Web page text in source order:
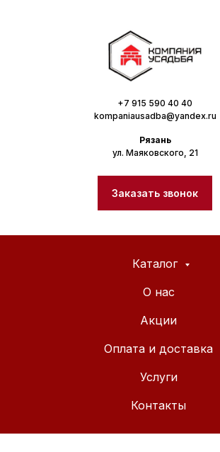
+7 915 590 40 40
kompaniausadba@yandex.ru
Рязань
ул. Маяковского, 21
Заказать звонок
Каталог
О нас
Акции
Оплата и доставка
Услуги
Контакты